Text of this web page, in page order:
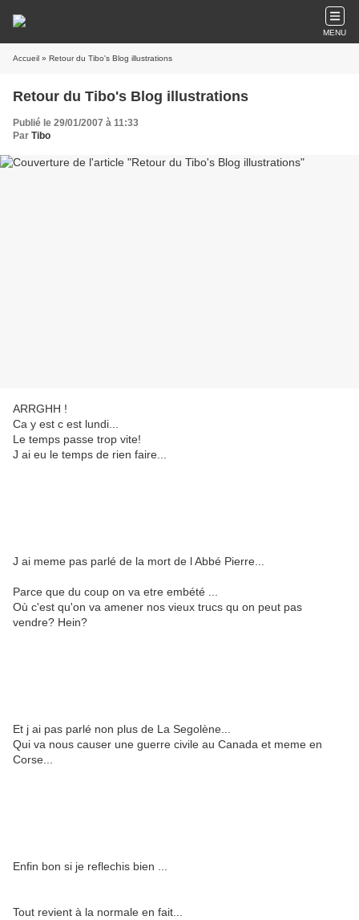
MENU
Accueil » Retour du Tibo's Blog illustrations
Retour du Tibo's Blog illustrations
Publié le 29/01/2007 à 11:33
Par Tibo
ARRGHH !
Ca y est c est lundi...
Le temps passe trop vite!
J ai eu le temps de rien faire...
J ai meme pas parlé de la mort de l Abbé Pierre...
Parce que du coup on va etre embété ...
Où c'est qu'on va amener nos vieux trucs qu on peut pas
vendre? Hein?
Et j ai pas parlé non plus de La Segolène...
Qui va nous causer une guerre civile au Canada et meme en
Corse...
Enfin bon si je reflechis bien ...
Tout revient à la normale en fait...